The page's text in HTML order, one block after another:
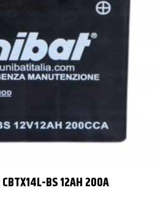
BS 12AH 200A